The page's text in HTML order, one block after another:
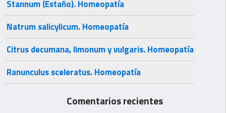
Stannum (Estaño). Homeopatía
Natrum salicylicum. Homeopatía
Citrus decumana, limonum y vulgaris. Homeopatía
Ranunculus sceleratus. Homeopatía
Comentarios recientes